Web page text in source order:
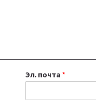
Эл. почта *